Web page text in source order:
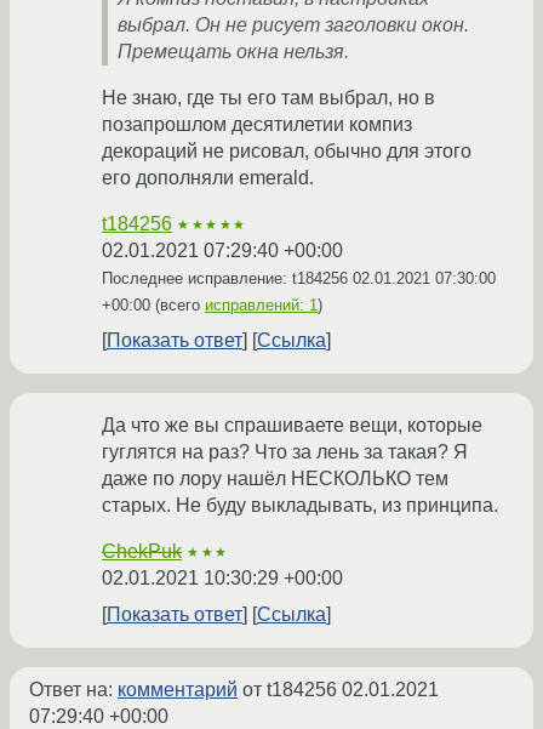
выбрал. Он не рисует заголовки окон.
Премещать окна нельзя.
Не знаю, где ты его там выбрал, но в
позапрошлом десятилетии компиз
декораций не рисовал, обычно для этого
его дополняли emerald.
t184256 ★★★★★
02.01.2021 07:29:40 +00:00
Последнее исправление: t184256 02.01.2021 07:30:00
+00:00 (всего исправлений: 1)
Показать ответ Ссылка
Да что же вы спрашиваете вещи, которые
гуглятся на раз? Что за лень за такая? Я
даже по лору нашёл НЕСКОЛЬКО тем
старых. Не буду выкладывать, из принципа.
ChekPuk ★★★
02.01.2021 10:30:29 +00:00
Показать ответ
Ссылка
Ответ на: комментарий от t184256 02.01.2021
07:29:40 +00:00